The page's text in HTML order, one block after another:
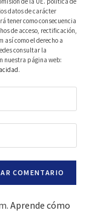
datos de carácter
tener como consecuencia
de acceso, rectificación,
como el derecho a
consultar la
nuestra página web:
.
Aprende cómo